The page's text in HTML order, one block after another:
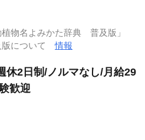
物名よみかた辞典 普及版」
版について情報
休2日制/ノルマなし/月給29
歓迎